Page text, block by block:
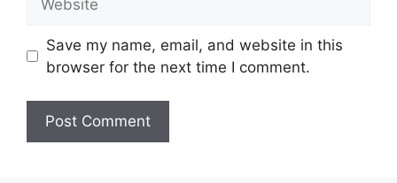
Save my name, email, and website in this
browser for the next time I comment.